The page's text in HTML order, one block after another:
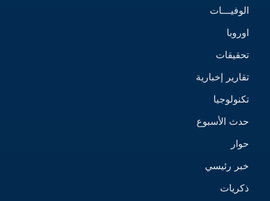
الوفيـــات
اوروبا
تحقيقات
تقارير إخبارية
تكنولوجيا
حدث الأسبوع
حوار
خبر رئيسي
ذكريات